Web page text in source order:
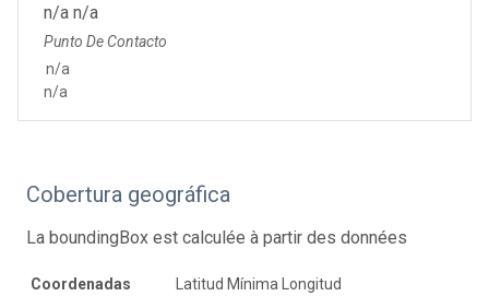
n/a n/a
Punto De Contacto
n/a
n/a
Cobertura geográfica
La boundingBox est calculée à partir des données
Coordenadas
Latitud Mínima Longitud